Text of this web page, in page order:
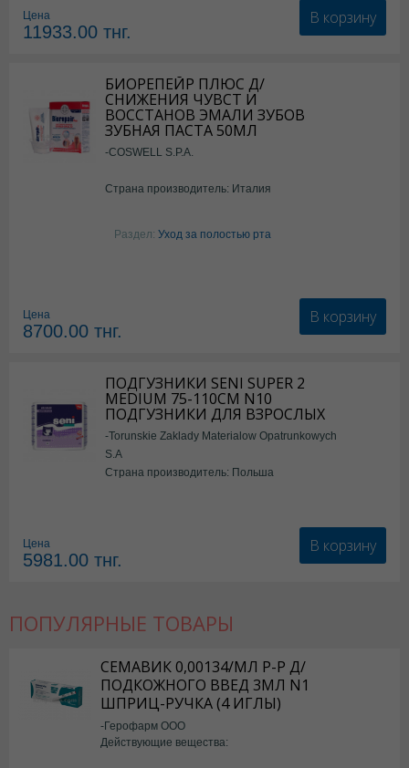
Цена
11933.00 тнг.
В корзину
БИОРЕПЕЙР ПЛЮС Д/
СНИЖЕНИЯ ЧУВСТ И
ВОССТАНОВ ЭМАЛИ ЗУБОВ
ЗУБНАЯ ПАСТА 50МЛ
-COSWELL S.P.A.
Страна производитель: Италия
Раздел: Уход за полостью рта
Цена
8700.00 тнг.
В корзину
ПОДГУЗНИКИ SENI SUPER 2
MEDIUM 75-110СМ N10
ПОДГУЗНИКИ ДЛЯ ВЗРОСЛЫХ
-Torunskie Zaklady Materialow Opatrunkowych
S.A
Страна производитель: Польша
Цена
5981.00 тнг.
В корзину
ПОПУЛЯРНЫЕ ТОВАРЫ
СЕМАВИК 0,00134/МЛ Р-Р Д/
ПОДКОЖНОГО ВВЕД 3МЛ N1
ШПРИЦ-РУЧКА (4 ИГЛЫ)
-Герофарм ООО
Действующие вещества: